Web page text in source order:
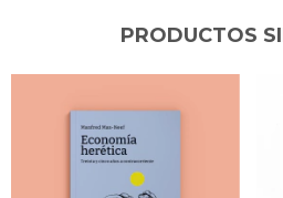
PRODUCTOS